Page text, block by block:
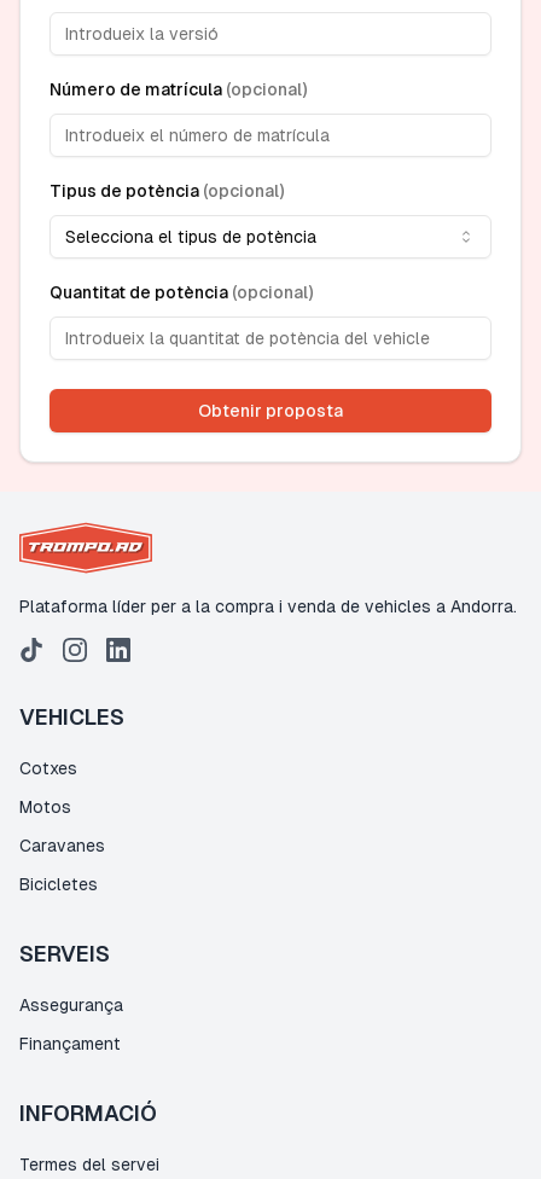
Número de matrícula (opcional)
Tipus de potència (opcional)
Selecciona el tipus de potència
Quantitat de potència (opcional)
Obtenir proposta
Plataforma líder per a la compra i venda de vehicles a Andorra.
VEHICLES
Cotxes
Motos
Caravanes
Bicicletes
SERVEIS
Assegurança
Finançament
INFORMACIÓ
Termes del servei